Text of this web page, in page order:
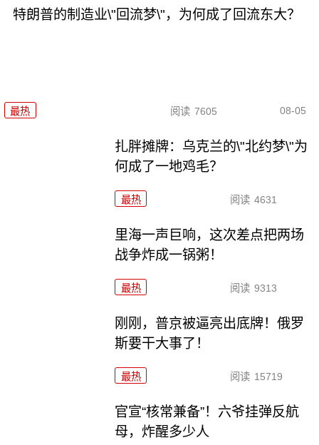
特朗普的制造业\"回流梦\"，为何成了回流东大？
最热 阅读 7605 08-05
扎胖摊牌：乌克兰的\"北约梦\"为
何成了一地鸡毛？
最热 阅读 4631
里海一声巨响，这次差点把两场
战争炸成一锅粥！
最热 阅读 9313
刚刚，普京被逼亮出底牌！俄罗
斯要干大事了！
最热 阅读 15719
官宣“核常兼备”！六爷挂弹反航
母，炸醒多少人